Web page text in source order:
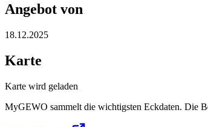
Angebot von
18.12.2025
Karte
Karte wird geladen
MyGEWO sammelt die wichtigsten Eckdaten. Die